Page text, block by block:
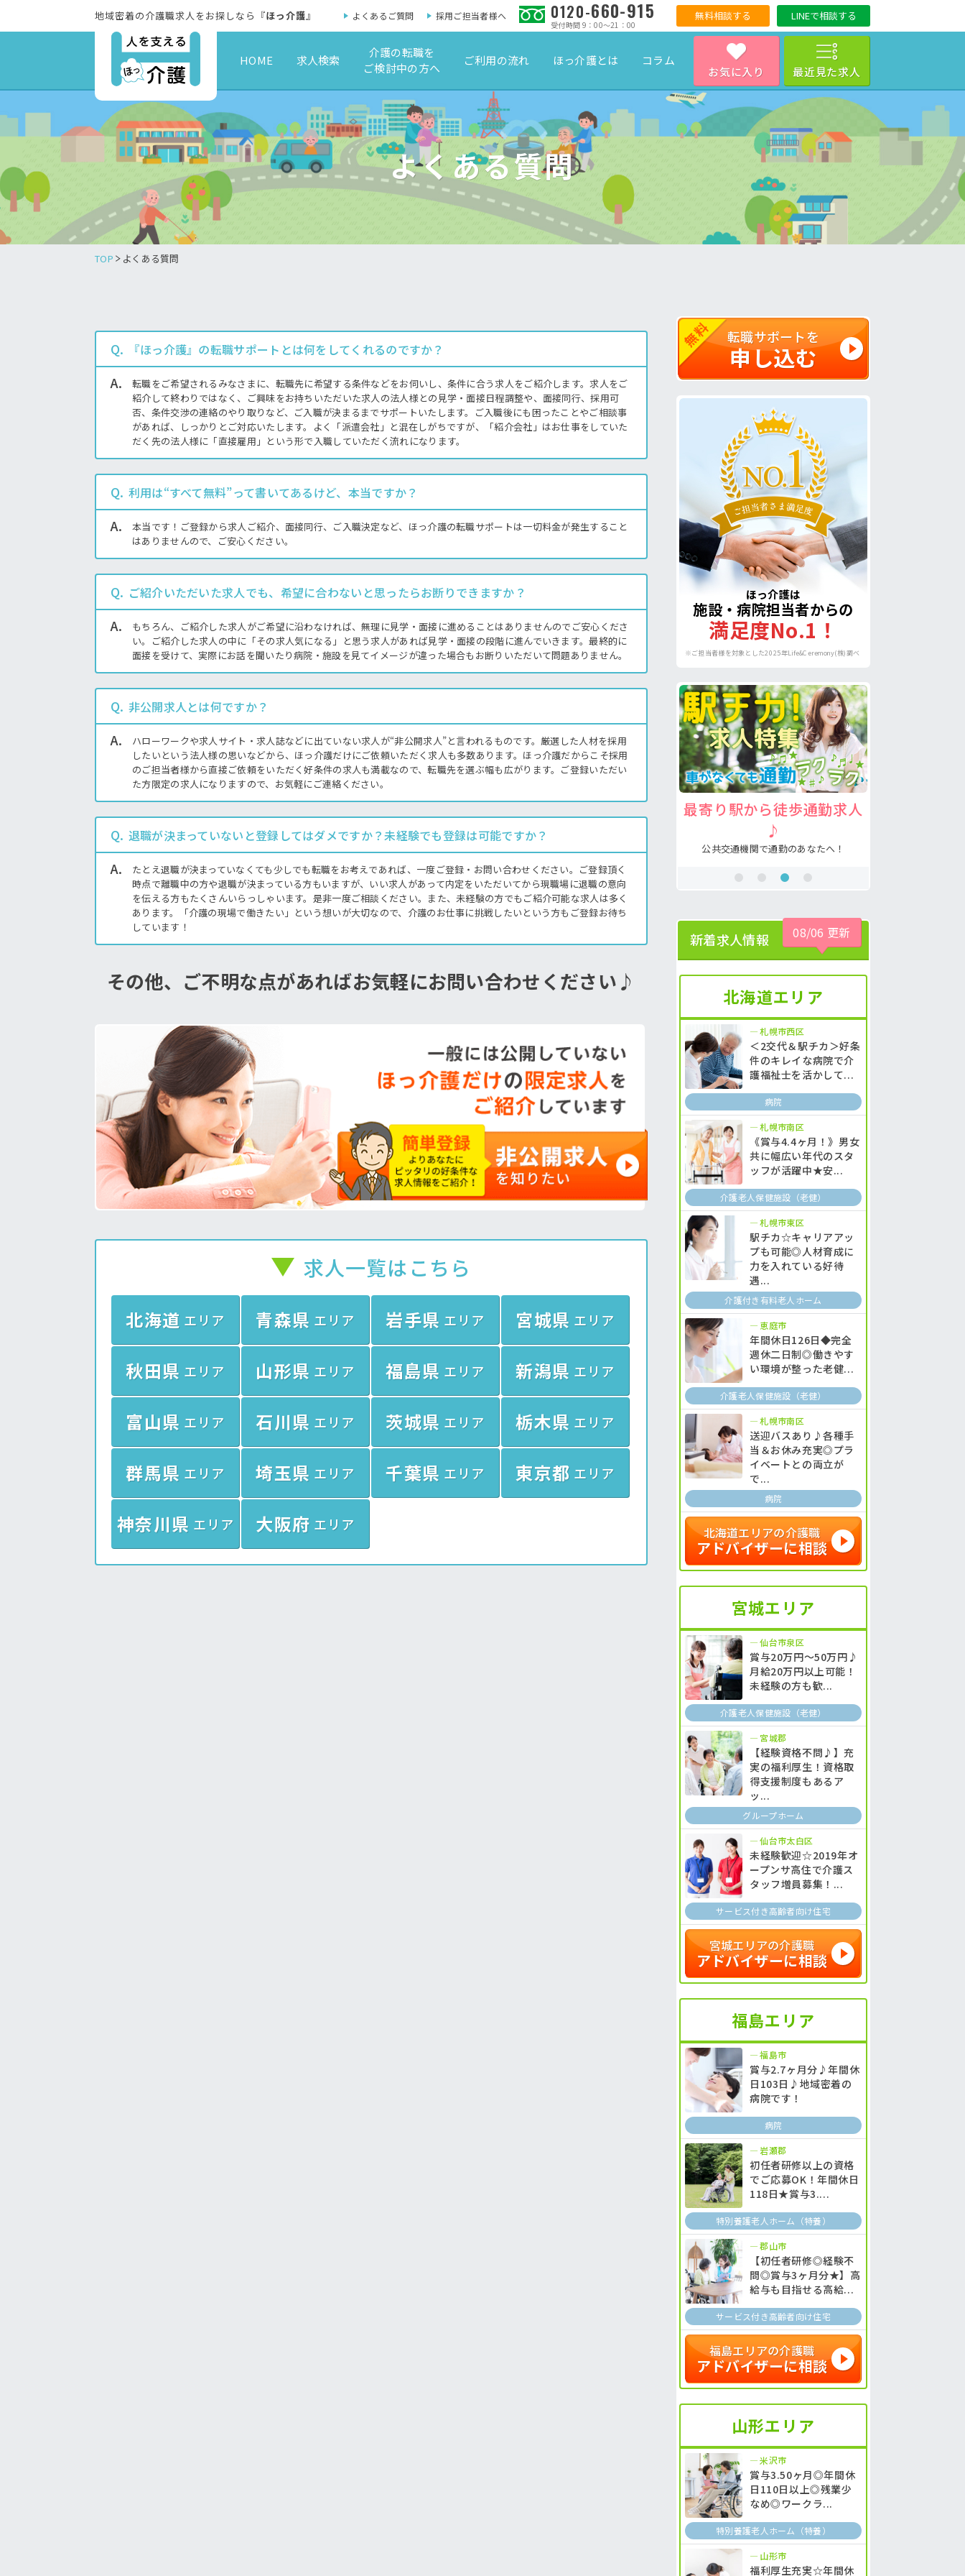
お気に入り 最近見た求人
地域密着の介護職求人をお探しなら『ほっ介護』 よくあるご質問 採用ご担当者様へ 0120-660-915
受付時間 9：00～21：00
無料相談する LINEで相談する
HOME 求人検索
介護の転職を
ご検討中の方へ
ご利用の流れ ほっ介護とは コラム
よくある質問
TOP よくある質問
『ほっ介護』の転職サポートとは何をしてくれるのですか？
転職をご希望されるみなさまに、転職先に希望する条件などをお伺いし、条件に合う求人をご紹介します。求人をご
紹介して終わりではなく、ご興味をお持ちいただいた求人の法人様との見学・面接日程調整や、面接同行、採用可
否、条件交渉の連絡のやり取りなど、ご入職が決まるまでサポートいたします。ご入職後にも困ったことやご相談事
があれば、しっかりとご対応いたします。よく「派遣会社」と混在しがちですが、「紹介会社」はお仕事をしていた
だく先の法人様に「直接雇用」という形で入職していただく流れになります。
利用は“すべて無料”って書いてあるけど、本当ですか？
本当です！ご登録から求人ご紹介、面接同行、ご入職決定など、ほっ介護の転職サポートは一切料金が発生すること
はありませんので、ご安心ください。
ご紹介いただいた求人でも、希望に合わないと思ったらお断りできますか？
もちろん、ご紹介した求人がご希望に沿わなければ、無理に見学・面接に進めることはありませんのでご安心くださ
い。ご紹介した求人の中に「その求人気になる」と思う求人があれば見学・面接の段階に進んでいきます。最終的に
面接を受けて、実際にお話を聞いたり病院・施設を見てイメージが違った場合もお断りいただいて問題ありません。
非公開求人とは何ですか？
ハローワークや求人サイト・求人誌などに出ていない求人が“非公開求人”と言われるものです。厳選した人材を採用
したいという法人様の思いなどから、ほっ介護だけにご依頼いただく求人も多数あります。ほっ介護だからこそ採用
のご担当者様から直接ご依頼をいただく好条件の求人も満載なので、転職先を選ぶ幅も広がります。ご登録いただい
た方限定の求人になりますので、お気軽にご連絡ください。
退職が決まっていないと登録してはダメですか？未経験でも登録は可能ですか？
たとえ退職が決まっていなくても少しでも転職をお考えであれば、一度ご登録・お問い合わせください。ご登録頂く
時点で離職中の方や退職が決まっている方もいますが、いい求人があって内定をいただいてから現職場に退職の意向
を伝える方もたくさんいらっしゃいます。是非一度ご相談ください。また、未経験の方でもご紹介可能な求人は多く
あります。「介護の現場で働きたい」という想いが大切なので、介護のお仕事に挑戦したいという方もご登録お待ち
しています！
その他、ご不明な点があればお気軽にお問い合わせください♪
求人一覧はこちら
北海道 エリア 青森県 エリア 岩手県 エリア 宮城県 エリア
秋田県 エリア 山形県 エリア 福島県 エリア 新潟県 エリア
富山県 エリア 石川県 エリア 茨城県 エリア 栃木県 エリア
群馬県 エリア 埼玉県 エリア 千葉県 エリア 東京都 エリア
神奈川県 エリア 大阪府 エリア
無料 転職サポートを
申し込む
ほっ介護は
施設・病院担当者からの
満足度No.1！
※ご担当者様を対象とした2025年Life&Ceremony(株)調べ
注目の介護福祉士求人♪ 病院の好条件求人！
処遇改善手当しっかり支
最寄り駅から徒歩通勤求人
♪
公共交通機関で通勤のあなたへ！
新着求人情報 08/06 更新
北海道エリア
札幌市西区
＜2交代＆駅チカ＞好条
件のキレイな病院で介
護福祉士を活かして...
病院
札幌市南区
《賞与4.4ヶ月！》男女
共に幅広い年代のスタ
ッフが活躍中★安...
介護老人保健施設（老健）
札幌市東区
駅チカ☆キャリアアッ
プも可能◎人材育成に
力を入れている好待
遇...
介護付き有料老人ホーム
恵庭市
年間休日126日◆完全
週休二日制◎働きやす
い環境が整った老健...
介護老人保健施設（老健）
札幌市南区
送迎バスあり♪各種手
当＆お休み充実◎プラ
イベートとの両立が
で...
病院
北海道エリアの介護職
アドバイザーに相談
宮城エリア
仙台市泉区
賞与20万円～50万円♪
月給20万円以上可能！
未経験の方も歓...
介護老人保健施設（老健）
宮城郡
【経験資格不問♪】充
実の福利厚生！資格取
得支援制度もあるア
ッ...
グループホーム
仙台市太白区
未経験歓迎☆2019年オ
ープンサ高住で介護ス
タッフ増員募集！...
サービス付き高齢者向け住宅
宮城エリアの介護職
アドバイザーに相談
福島エリア
福島市
賞与2.7ヶ月分♪年間休
日103日♪地域密着の
病院です！
病院
岩瀬郡
初任者研修以上の資格
でご応募OK！年間休日
118日★賞与3....
特別養護老人ホーム（特養）
郡山市
【初任者研修◎経験不
問◎賞与3ヶ月分★】高
給与も目指せる高給...
サービス付き高齢者向け住宅
福島エリアの介護職
アドバイザーに相談
山形エリア
米沢市
賞与3.50ヶ月◎年間休
日110日以上◎残業少
なめ◎ワークラ...
特別養護老人ホーム（特養）
山形市
福利厚生充実☆年間休